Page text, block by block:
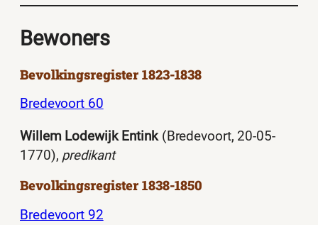
Bewoners
Bevolkingsregister 1823-1838
Bredevoort 60
Willem Lodewijk Entink(Bredevoort, 20-05-
1770), predikant
Bevolkingsregister 1838-1850
Bredevoort 92